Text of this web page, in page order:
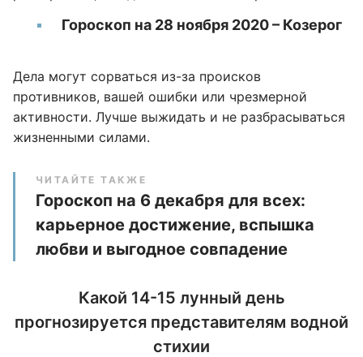
Гороскоп на 28 ноября 2020 – Козерог
Дела могут сорваться из-за происков
противников, вашей ошибки или чрезмерной
активности. Лучше выжидать и не разбрасываться
жизненными силами.
ЧИТАЙТЕ ТАКЖЕ
Гороскоп на 6 декабря для всех:
карьерное достижение, вспышка
любви и выгодное совпадение
Какой 14-15 лунный день
прогнозируется представителям водной
стихии